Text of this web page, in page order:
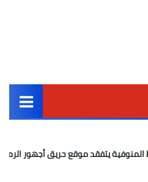
أخبار مصر
حريق أجهور الرمل بقويسنا